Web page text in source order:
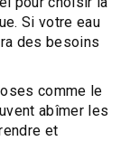
Si votre eau
des besoins
comme le
abîmer les
et